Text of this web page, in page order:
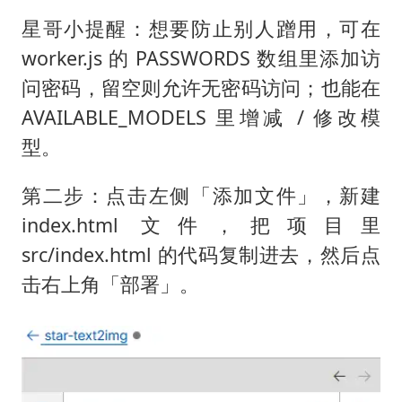
星哥小提醒：想要防止别人蹭用，可在
worker.js 的 PASSWORDS 数组里添加访
问密码，留空则允许无密码访问；也能在
AVAILABLE_MODELS 里增减 / 修改模
型。
第二步：点击左侧「添加文件」，新建
index.html 文件，把项目里
src/index.html 的代码复制进去，然后点
击右上角「部署」。